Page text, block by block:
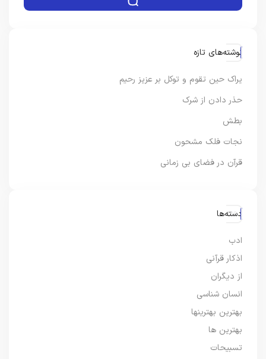
نوشته‌های تازه
یراک حین تقوم و توکل بر عزیز رحیم
حذر دادن از شرک
بطش
نجات فلک مشحون
قرآن در فضای بی زمانی
دسته‌ها
ادب
اذکار قرآنی
از دیگران
انسان شناسی
بهترین بهترینها
بهترین ها
تسبیحات